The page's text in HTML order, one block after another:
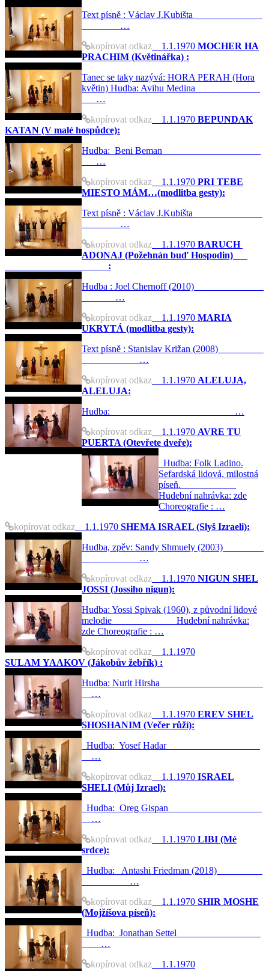
Text písně : Václav J.Kubišta
…
kopírovat odkaz 1.1.1970 MOCHER HA
PRACHIM (Květinářka) :
Tanec se taky nazývá: HORA PERAH (Hora
květin) Hudba: Avihu Medina
…
kopírovat odkaz 1.1.1970 BEPUNDAK
KATAN (V malé hospůdce):
Hudba: Beni Beman
…
kopírovat odkaz 1.1.1970 PRI TEBE
MIESTO MÁM…(modlitba gesty):
Text písně : Václav J.Kubišta
…
kopírovat odkaz 1.1.1970 BARUCH
ADONAJ (Požehnán buď Hospodin)
:
Hudba : Joel Chernoff (2010)
…
kopírovat odkaz 1.1.1970 MARIA
UKRYTÁ (modlitba gesty):
Text písně : Stanislav Križan (2008)
…
kopírovat odkaz 1.1.1970 ALELUJA,
ALELUJA:
Hudba: …
kopírovat odkaz 1.1.1970 AVRE TU
PUERTA (Otevřete dveře):
Hudba: Folk Ladino.
Sefardská lidová, milostná
píseň.
Hudební nahrávka: zde
Choreografie : …
kopírovat odkaz 1.1.1970 SHEMA ISRAEL (Slyš Izraeli):
Hudba, zpěv: Sandy Shmuely (2003)
…
kopírovat odkaz 1.1.1970 NIGUN SHEL
JOSSI (Jossiho nigun):
Hudba: Yossi Spivak (1960), z původní lidové
melodie Hudební nahrávka:
zde Choreografie : …
kopírovat odkaz 1.1.1970
SULAM YAAKOV (Jákobův žebřík) :
Hudba: Nurit Hirsha
…
kopírovat odkaz 1.1.1970 EREV SHEL
SHOSHANIM (Večer růží):
Hudba: Yosef Hadar
…
kopírovat odkaz 1.1.1970 ISRAEL
SHELI (Můj Izrael):
Hudba: Oreg Gispan
…
kopírovat odkaz 1.1.1970 LIBI (Mé
srdce):
Hudba: Antashi Friedman (2018)
…
kopírovat odkaz 1.1.1970 SHIR MOSHE
(Mojžíšova píseň):
Hudba: Jonathan Settel
…
kopírovat odkaz 1.1.1970